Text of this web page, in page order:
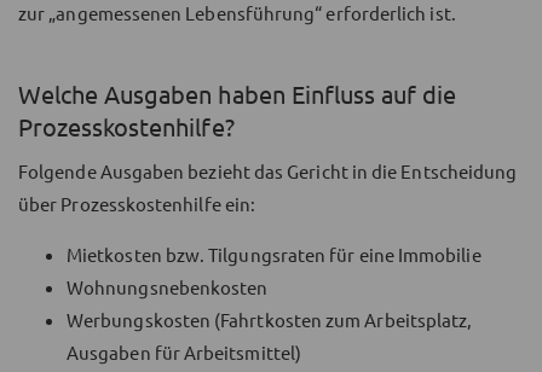
zur „angemessenen Lebensführung“ erforderlich ist.
Welche Ausgaben haben Einfluss auf die
Prozesskostenhilfe?
Folgende Ausgaben bezieht das Gericht in die Entscheidung
über Prozesskostenhilfe ein:
Mietkosten bzw. Tilgungsraten für eine Immobilie
Wohnungsnebenkosten
Werbungskosten (Fahrtkosten zum Arbeitsplatz,
Ausgaben für Arbeitsmittel)